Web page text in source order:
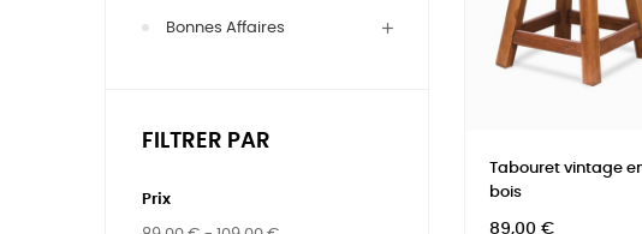
Bonnes Affaires
FILTRER PAR
Prix
Tabouret vintage
bois
Prix
89,00 €